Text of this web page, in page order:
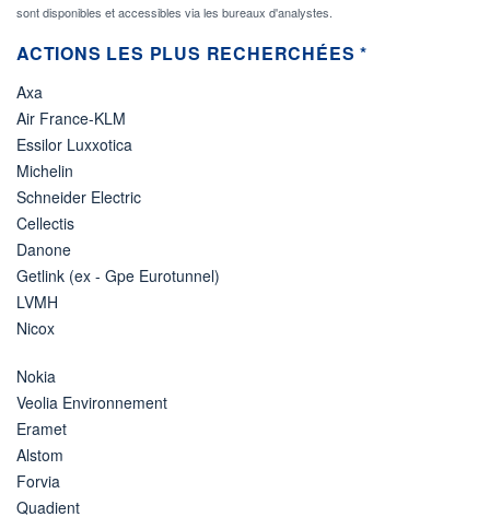
sont disponibles et accessibles via les bureaux d'analystes.
ACTIONS LES PLUS RECHERCHÉES *
Axa
Air France-KLM
Essilor Luxxotica
Michelin
Schneider Electric
Cellectis
Danone
Getlink (ex - Gpe Eurotunnel)
LVMH
Nicox
Nokia
Veolia Environnement
Eramet
Alstom
Forvia
Quadient